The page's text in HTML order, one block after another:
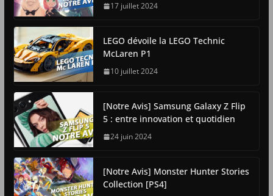
17 juillet 2024
LEGO dévoile la LEGO Technic
McLaren P1
10 juillet 2024
[Notre Avis] Samsung Galaxy Z Flip
5 : entre innovation et quotidien
24 juin 2024
[Notre Avis] Monster Hunter Stories
Collection [PS4]